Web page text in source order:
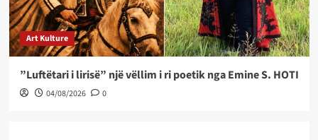
Art Kulture
”Luftëtari i lirisë” një vëllim i ri poetik nga Emine S. HOTI
04/08/2026 0